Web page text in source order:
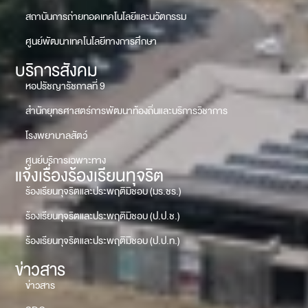
สถาบันการถ่ายทอดเทคโนโลยีและนวัตกรรม
ศูนย์พัฒนาเทคโนโลยีทางการศึกษา
บริการสังคม
หอปรัชญารัชกาลที่ 9
สำนักยุทธศาสตร์การพัฒนาท้องถิ่นและบริการวิชาการ
โรงพยาบาลสัตว์
ศูนย์บริการเฉพาะทาง
แจ้งเรื่องร้องเรียนทุจริต
ร้องเรียนทุจริตและประพฤติมิชอบ (มร.ชร.)
ร้องเรียนทุจริตและประพฤติมิชอบ (ป.ป.ช.)
ร้องเรียนทุจริตและประพฤติมิชอบ (ป.ป.ท.)
ข่าวสาร
ข่าวสาร